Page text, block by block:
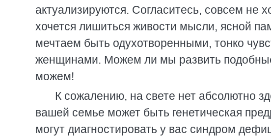
актуализируются. Согласитесь, совсем не
хочется лишиться живости мысли, ясной
мечтаем быть одухотворенными, тонко
женщинами. Можем ли мы развить
можем!
К сожалению, на свете нет абсолютно
вашей семье может быть генетическая
могут диагностировать у вас синдром